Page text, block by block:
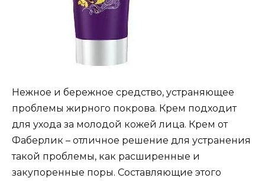
Нежное и бережное средство, устраняющее
проблемы жирного покрова. Крем подходит
для ухода за молодой кожей лица. Крем от
Фаберлик – отличное решение для устранения
такой проблемы, как расширенные и
закупоренные поры. Составляющие этого